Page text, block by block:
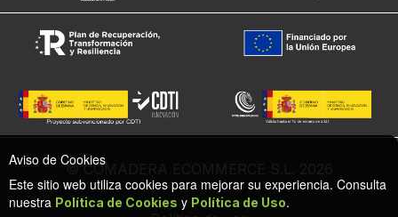
© COMADERA ECOMMERCE S.L. 2026
Aviso de Cookies
Este sitio web utiliza cookies para mejorar su experiencia. Consulta
nuestra Política de Cookies y Política de Uso.